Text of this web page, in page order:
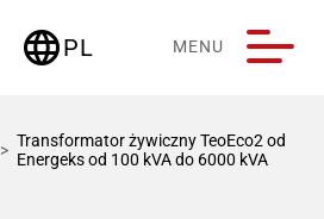
languagePL
Deutschland MENU
> Transformator żywiczny TeoEco2 od
Energeks od 100 kVA do 6000 kVA